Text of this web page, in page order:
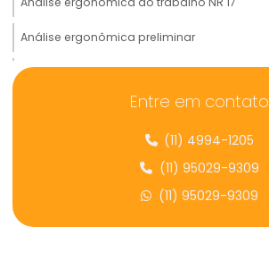
Análise ergonômica preliminar
Analise preliminar de risco ergonômico
Análise de prontuário médico
Analise de risco ergonômico
Assessoria e consultoria ergonômica
Entre em contato
(11) 4994-1205
(11) 95029-9309
(11) 95029-9309